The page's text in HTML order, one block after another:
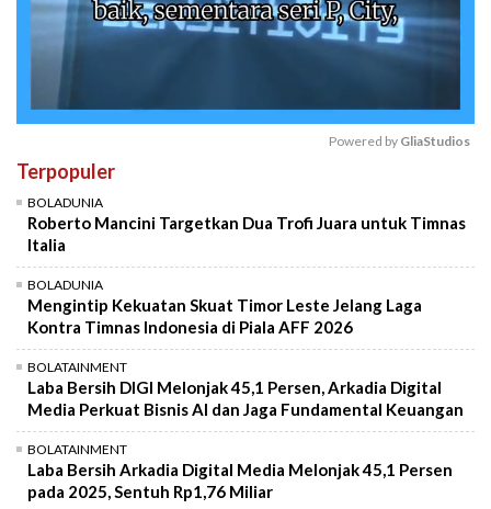
Powered by GliaStudios
Terpopuler
BOLADUNIA
Roberto Mancini Targetkan Dua Trofi Juara untuk Timnas
Italia
BOLADUNIA
Mengintip Kekuatan Skuat Timor Leste Jelang Laga
Kontra Timnas Indonesia di Piala AFF 2026
BOLATAINMENT
Laba Bersih DIGI Melonjak 45,1 Persen, Arkadia Digital
Media Perkuat Bisnis AI dan Jaga Fundamental Keuangan
BOLATAINMENT
Laba Bersih Arkadia Digital Media Melonjak 45,1 Persen
pada 2025, Sentuh Rp1,76 Miliar